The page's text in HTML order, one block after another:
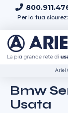
Skip to content
Per la tua
Ariel
Bmw
Usata